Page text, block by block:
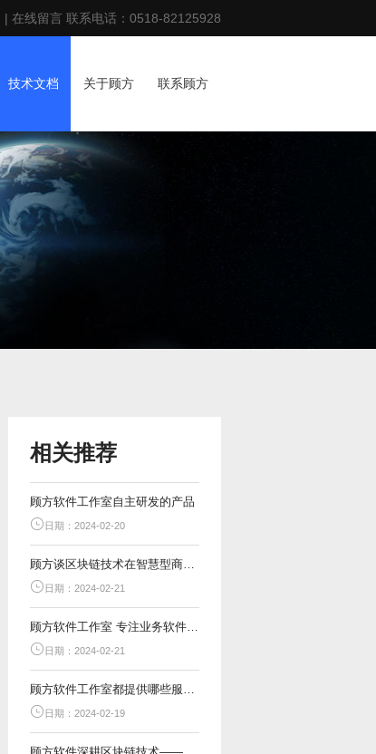
| 在线留言 联系电话： 0518-82125928
技术文档 关于顾方 联系顾方
相关推荐
顾方软件工作室自主研发的产品
日期：2024-02-20
顾方谈区块链技术在智慧型商城中的应用
日期：2024-02-21
顾方软件工作室 专注业务软件开发
日期：2024-02-21
顾方软件工作室都提供哪些服务？
日期：2024-02-19